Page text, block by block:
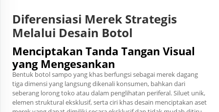
Diferensiasi Merek Strategis
Melalui Desain Botol
Menciptakan Tanda Tangan Visual
yang Mengesankan
Bentuk botol sampo yang khas berfungsi sebagai merek dagang
tiga dimensi yang langsung dikenali konsumen, bahkan dari
seberang lorong toko atau dalam penglihatan periferal. Siluet unik,
elemen struktural eksklusif, serta ciri khas desain menciptakan aset